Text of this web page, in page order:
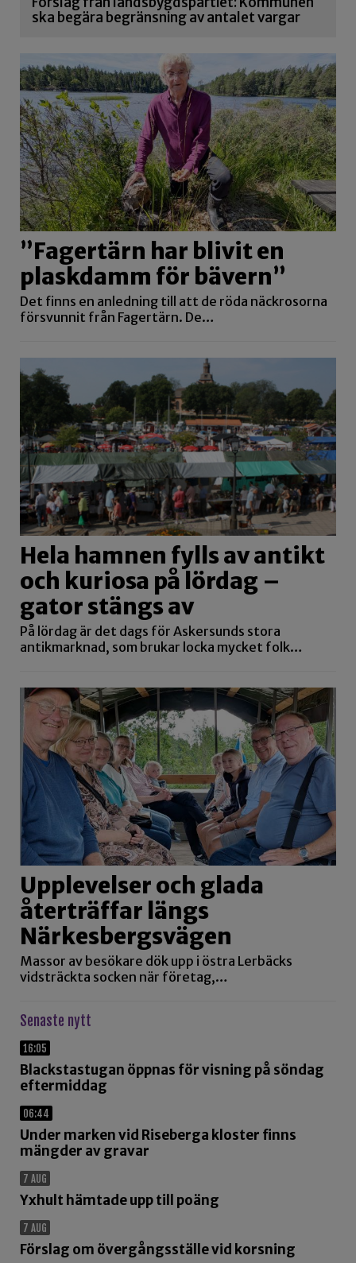
ska begära begränsning av antalet vargar
”Fagertärn har blivit en
plaskdamm för bävern”
Det finns en anledning till att de röda näckrosorna
försvunnit från Fagertärn. De…
Hela hamnen fylls av antikt
och kuriosa på lördag –
gator stängs av
På lördag är det dags för Askersunds stora
antikmarknad, som brukar locka mycket folk…
Upplevelser och glada
återträffar längs
Närkesbergsvägen
Massor av besökare dök upp i östra Lerbäcks
vidsträckta socken när företag,…
Senaste nytt
16:05
Blackstastugan öppnas för visning på söndag
eftermiddag
06:44
Under marken vid Riseberga kloster finns
mängder av gravar
7 AUG
Yxhult hämtade upp till poäng
7 AUG
Förslag om övergångsställe vid korsning